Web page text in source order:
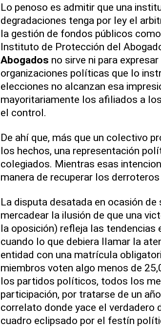
Lo penoso es admitir que una
degradaciones tenga por ley el
la gestión de fondos públicos
Instituto de Protección del
Abogados no sirve ni para
organizaciones políticas que lo
elecciones no alcanzan esa
mayoritariamente los afiliados a
el control.
De ahí que, más que un colectivo
los hechos, una representación
colegiados. Mientras esas
manera de recuperar los
La disputa desatada en ocasión de
mercadear la ilusión de que una
la oposición) refleja las tendencias
cuando lo que debiera llamar la
entidad con una matrícula
miembros voten algo menos de
los partidos políticos, todos los
participación, por tratarse de un
correlato donde yace el verdadero
cuadro eclipsado por el festín